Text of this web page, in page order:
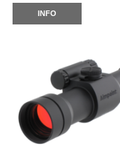
INFO